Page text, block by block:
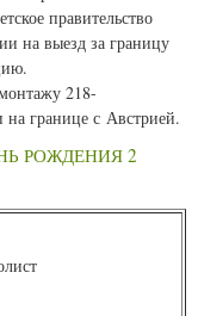
правительство
на выезд за границу
218-
на границе с Австрией.
РОЖДЕНИЯ 2